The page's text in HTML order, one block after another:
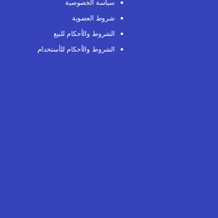
سياسة الخصوصية
شروط العضوية
الشروط والأحكام للبيع
الشروط والأحكام للأستخدام